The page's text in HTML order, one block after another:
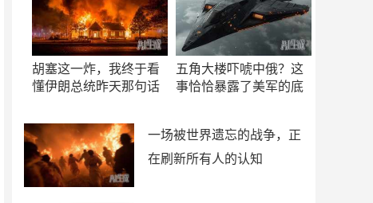
胡塞这一炸，我终于看
懂伊朗总统昨天那句话
五角大楼吓唬中俄？这
事恰恰暴露了美军的底
一场被世界遗忘的战争，正
在刷新所有人的认知